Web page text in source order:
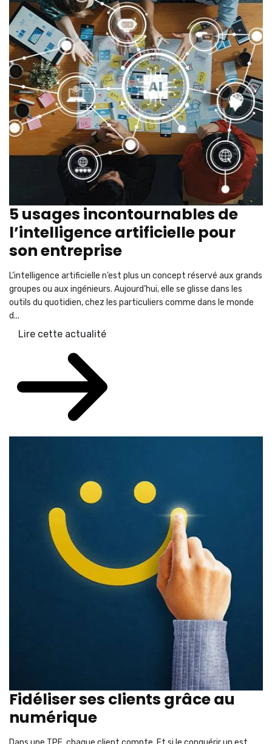
5 usages incontournables de
l’intelligence artificielle pour
son entreprise
L’intelligence artificielle n’est plus un concept réservé aux grands
groupes ou aux ingénieurs. Aujourd’hui, elle se glisse dans les
outils du quotidien, chez les particuliers comme dans le monde
d...
Lire cette actualité
Fidéliser ses clients grâce au
numérique